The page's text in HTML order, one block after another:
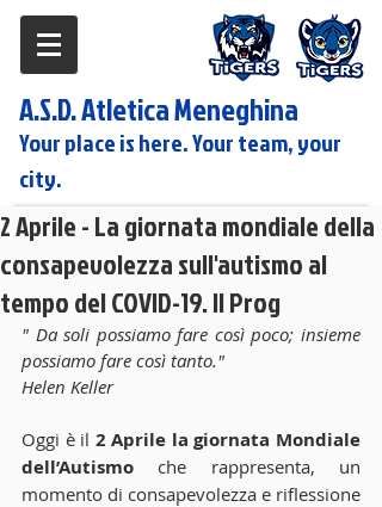
A.S.D. Atletica Meneghina
Your place is here. Your team, your
city.
2 Aprile - La giornata mondiale della
consapevolezza sull'autismo al
tempo del COVID-19. Il Prog
" Da soli possiamo fare così poco; insieme
possiamo fare così tanto."
Helen Keller
Oggi è il 2 Aprile la giornata Mondiale
dell’Autismo che rappresenta, un
momento di consapevolezza e riflessione